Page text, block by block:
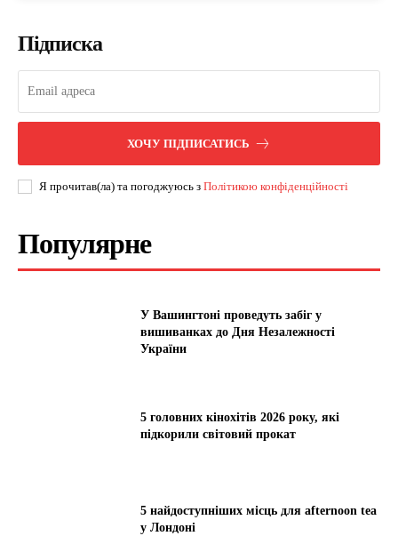
Підписка
ХОЧУ ПІДПИСАТИСЬ
Я прочитав(ла) та погоджуюсь з Політикою конфіденційності
Популярне
У Вашингтоні проведуть забіг у
вишиванках до Дня Незалежності
України
5 головних кінохітів 2026 року, які
підкорили світовий прокат
5 найдоступніших місць для afternoon tea
у Лондоні